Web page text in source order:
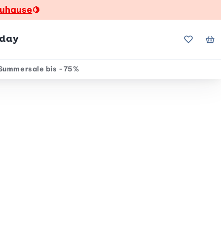
🍋
Meine
bis -75%